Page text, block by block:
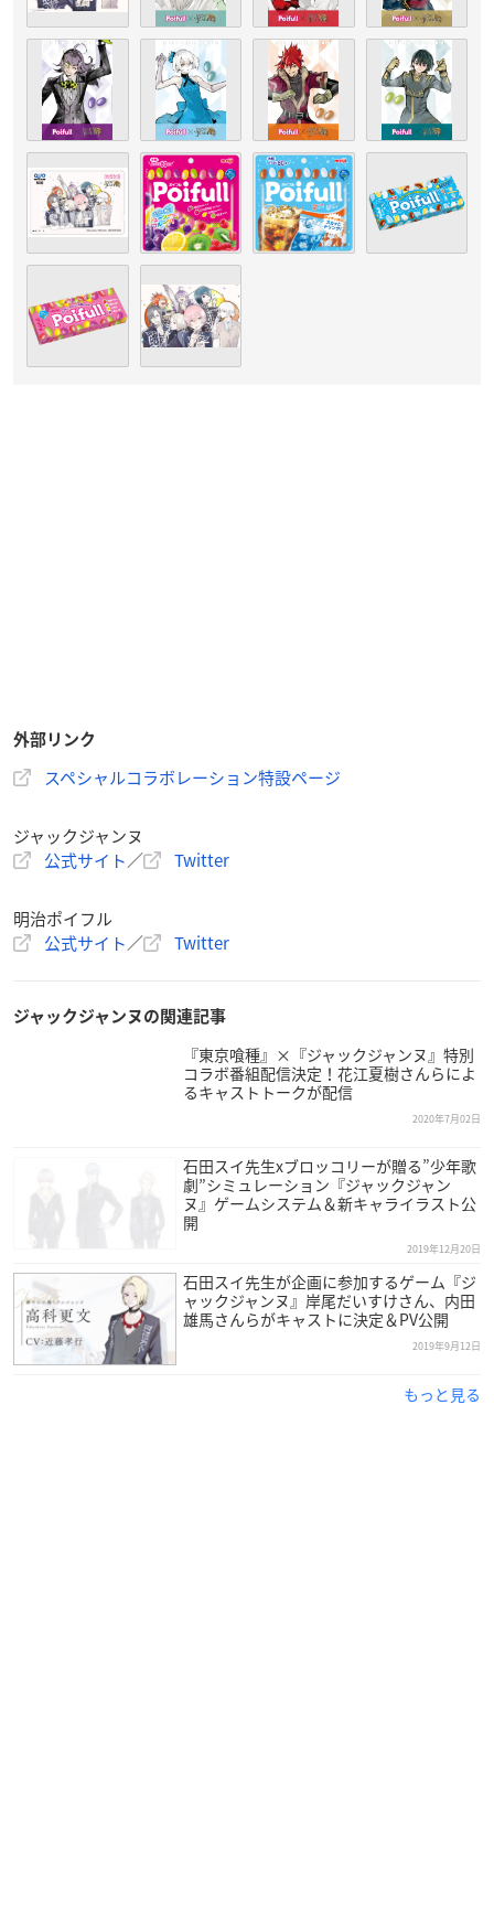
外部リンク
スペシャルコラボレーション特設ページ
ジャックジャンヌ
公式サイト／ Twitter
明治ポイフル
公式サイト／ Twitter
ジャックジャンヌの関連記事
『東京喰種』×『ジャックジャンヌ』特別
コラボ番組配信決定！花江夏樹さんらによ
るキャストトークが配信
2020年7月02日
石田スイ先生xブロッコリーが贈る”少年歌
劇”シミュレーション『ジャックジャン
ヌ』ゲームシステム＆新キャライラスト公
開
2019年12月20日
石田スイ先生が企画に参加するゲーム『ジ
ャックジャンヌ』岸尾だいすけさん、内田
雄馬さんらがキャストに決定＆PV公開
2019年9月12日
もっと見る